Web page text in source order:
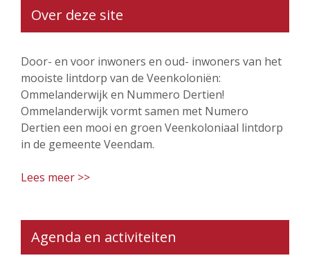
Over deze site
Door- en voor inwoners en oud- inwoners van het
mooiste lintdorp van de Veenkoloniën:
Ommelanderwijk en Nummero Dertien!
Ommelanderwijk vormt samen met Numero
Dertien een mooi en groen Veenkoloniaal lintdorp
in de gemeente Veendam.
Lees meer >>
Agenda en activiteiten